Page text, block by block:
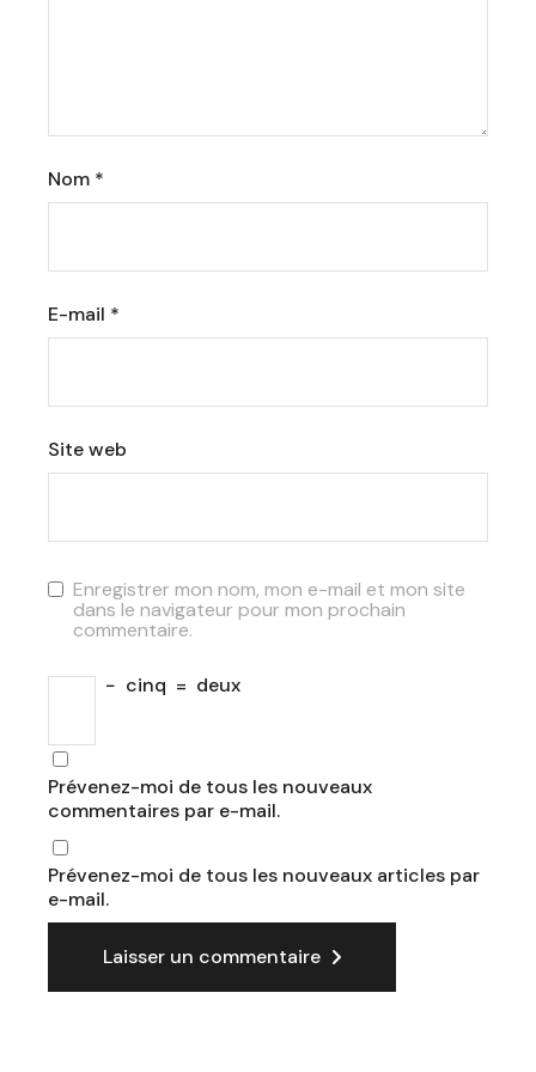
Nom *
E-mail *
Site web
Enregistrer mon nom, mon e-mail et mon site
dans le navigateur pour mon prochain
commentaire.
− cinq = deux
Prévenez-moi de tous les nouveaux
commentaires par e-mail.
Prévenez-moi de tous les nouveaux articles par
e-mail.
Laisser un commentaire